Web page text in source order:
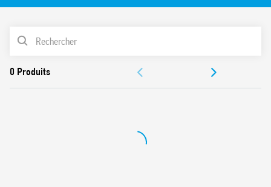
DI : Intervalle
SP : Clignotant à cycle symétrique départ Repos
Caractéristiques de la série :
Plage de temps de 0.05s à 100h
Montage sur panneau
Accessoires de fixation inclus
LISTE DES PRODUITS
CERTIFICATIONS